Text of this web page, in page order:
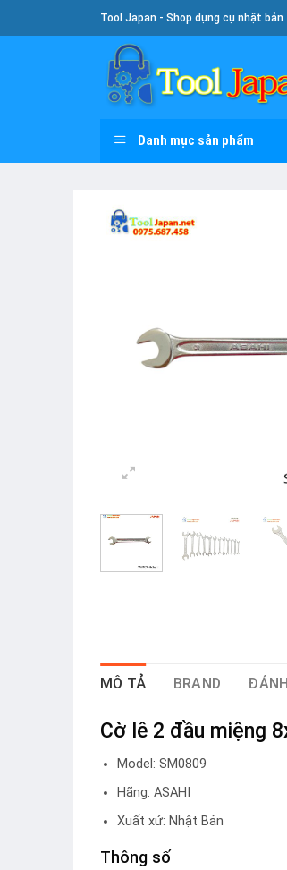
To
Tool Japan - Shop dụng cụ nhật bản
Danh mục sản phẩm
MÔ TẢ BRAND
Cờ lê 2 đầu miệng
Model: SM0809
Hãng: ASAHI
Xuất xứ: Nhật Bản
Thông số